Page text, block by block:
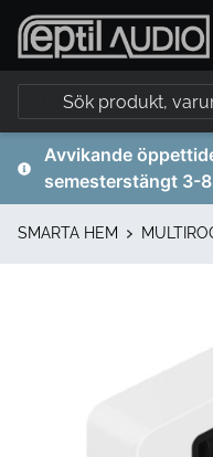
Avvikande
semesterstängt 3-
SMARTA HEM